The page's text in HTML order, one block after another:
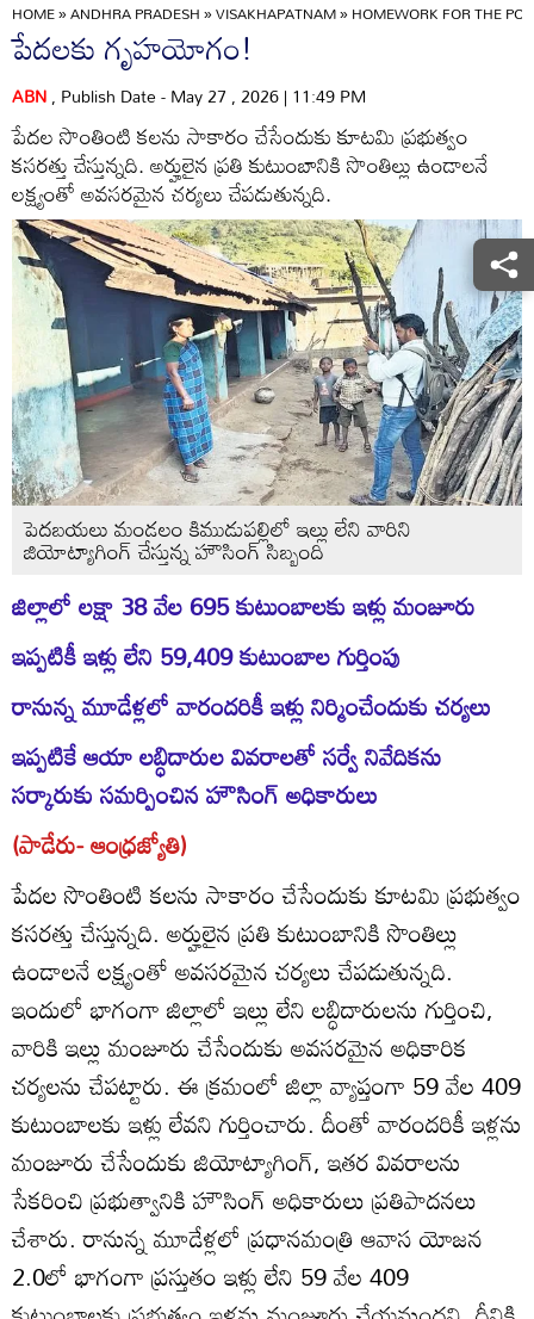
HOME»ANDHRA PRADESH»VISAKHAPATNAM»HOMEWORK FOR THE
పేదలకు గృహయోగం!
ABN, Publish Date - May 27 , 2026 | 11:49 PM
పేదల సొంతింటి కలను సాకారం చేసేందుకు కూటమి ప్రభుత్వం
కసరత్తు చేస్తున్నది. అర్హులైన ప్రతి కుటుంబానికి సొంతిల్లు ఉండాలనే
లక్ష్యంతో అవసరమైన చర్యలు చేపడుతున్నది.
పెదబయలు మండలం కిముడుపల్లిలో ఇల్లు లేని వారిని
జియోట్యాగింగ్‌ చేస్తున్న హౌసింగ్‌ సిబ్బంది
జిల్లాలో లక్షా 38 వేల 695 కుటుంబాలకు ఇళ్లు మంజూరు
ఇప్పటికీ ఇళ్లు లేని 59,409 కుటుంబాల గుర్తింపు
రానున్న మూడేళ్లలో వారందరికీ ఇళ్లు నిర్మించేందుకు చర్యలు
ఇప్పటికే ఆయా లబ్ధిదారుల వివరాలతో సర్వే నివేదికను
సర్కారుకు సమర్పించిన హౌసింగ్‌ అధికారులు
(పాడేరు- ఆంధ్రజ్యోతి)
పేదల సొంతింటి కలను సాకారం చేసేందుకు కూటమి ప్రభుత్వం
కసరత్తు చేస్తున్నది. అర్హులైన ప్రతి కుటుంబానికి సొంతిల్లు
ఉండాలనే లక్ష్యంతో అవసరమైన చర్యలు చేపడుతున్నది.
ఇందులో భాగంగా జిల్లాలో ఇల్లు లేని లబ్ధిదారులను గుర్తించి,
వారికి ఇల్లు మంజూరు చేసేందుకు అవసరమైన అధికారిక
చర్యలను చేపట్టారు. ఈ క్రమంలో జిల్లా వ్యాప్తంగా 59 వేల 409
కుటుంబాలకు ఇళ్లు లేవని గుర్తించారు. దీంతో వారందరికీ ఇళ్లను
మంజూరు చేసేందుకు జియోట్యాగింగ్‌, ఇతర వివరాలను
సేకరించి ప్రభుత్వానికి హౌసింగ్‌ అధికారులు ప్రతిపాదనలు
చేశారు. రానున్న మూడేళ్లలో ప్రధానమంత్రి ఆవాస యోజన
2.0లో భాగంగా ప్రస్తుతం ఇళ్లు లేని 59 వేల 409